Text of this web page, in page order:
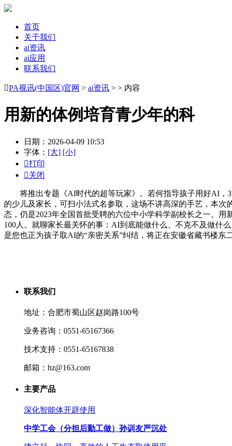
首页
关于我们
ai资讯
ai应用
联系我们
PA视讯(中国区)官网 > ai资讯 > > 内容
用新的体例培育青少年的科
日期：2026-04-09 10:53
字体： [大] [小]
打印
关闭
将推出专题《AI时代的超等玩家》。若何指导孩子用好AI，3
的少儿及家长，可扫小法式名参取，这场不讲高深的手艺，本
态，仍是2023年全国首批受聘的六位中小学科学副校长之一。
100人。就聊家长最关怀的事：AI到底能做什么、不克不及做什
是您也正为孩子取AI的“亲密关系”纠结，将正在安徽省藏书楼东
联系我们
地址：合肥市蜀山区赵岗路100号
业务咨询：0551-65167366
技术支持：0551-65167838
邮箱：hz@163.com
主要产品
深化智能体开辟使用
中学工会（分担后勤工做）孙训友严沉处